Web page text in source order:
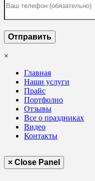
×
Главная
Наши услуги
Прайс
Портфолио
Отзывы
Все о праздниках
Видео
Контакты
× Close Panel